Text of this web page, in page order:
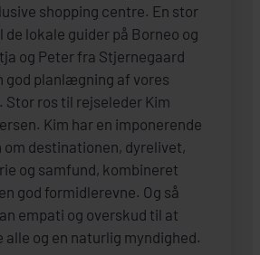
shopping centre. En stor
de lokale guider på Borneo og
og Peter fra Stjernegaard
god planlægning af vores
Stor ros til rejseleder Kim
Kim har en imponerende
om destinationen, dyrelivet,
og samfund, kombineret
god formidlerevne. Og så
empati og overskud til at
alle og en naturlig myndighed.